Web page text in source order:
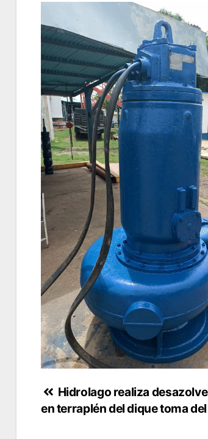
Navegación
de
Hidrolago realiza
en terraplén del dique toma